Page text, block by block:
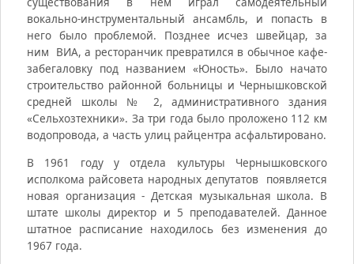
вокально-инструментальный ансамбль, и попасть в
него было проблемой. Позднее исчез швейцар, за
ним ВИА, а ресторанчик превратился в обычное кафе-
забегаловку под названием «Юность». Было начато
строительство районной больницы и Чернышковской
средней школы № 2, административного здания
«Сельхозтехники». За три года было проложено 112 км
водопровода, а часть улиц райцентра асфальтировано.
В 1961 году у отдела культуры Чернышковского
исполкома райсовета народных депутатов появляется
новая организация - Детская музыкальная школа. В
штате школы директор и 5 преподавателей. Данное
штатное расписание находилось без изменения до
1967 года.